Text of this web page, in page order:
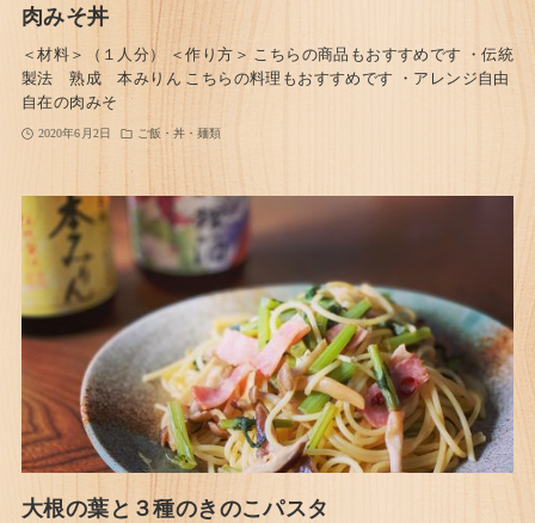
肉みそ丼
＜材料＞（１人分） ＜作り方＞ こちらの商品もおすすめです ・伝統
製法 熟成 本みりん こちらの料理もおすすめです ・アレンジ自由
自在の肉みそ
2020年6月2日 ご飯・丼・麺類
大根の葉と３種のきのこパスタ